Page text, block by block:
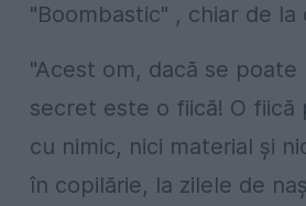
"Boombastic" , chiar de
"Acest om, dacă se
secret este o fiică! O
cu nimic, nici material și
în copilărie, la zilele de